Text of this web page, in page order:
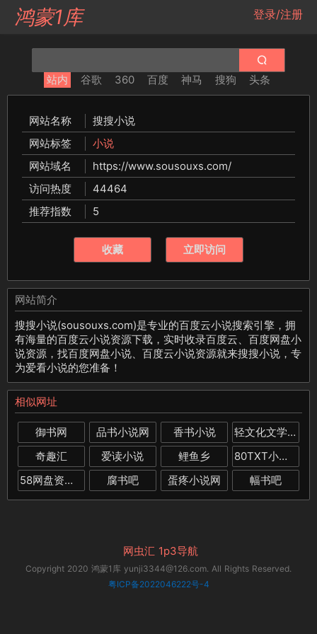
鸿蒙1库 登录/注册
站内 谷歌 360 百度 神马 搜狗 头条
网站名称
搜搜小说
网站标签
小说
网站域名
https://www.sousouxs.com/
访问热度
44464
推荐指数
5
收藏 立即访问
网站简介
搜搜小说(sousouxs.com)是专业的百度云小说搜索引擎，拥
有海量的百度云小说资源下载，实时收录百度云、百度网盘小
说资源，找百度网盘小说、百度云小说资源就来搜搜小说，专
为爱看小说的您准备！
相似网址
御书网 品书小说网 香书小说
轻文化文学网
奇趣汇
爱读小说 鲤鱼乡
80TXT小说下载
58网盘资源站
腐书吧 蛋疼小说网 幅书吧
网虫汇 1p3导航
Copyright 2020 鸿蒙1库 yunji3344@126.com. All Rights Reserved.
粤ICP备2022046222号-4